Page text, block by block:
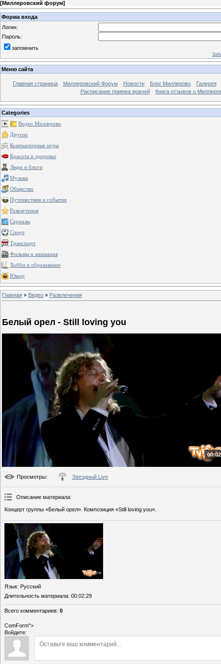
[Миллеровский форум]
Форма входа
Логин:
Пароль:
запомнить
Меню сайта
Главная страница Миллеровский Форум Новости Блог Миллерово
Галерея
Расписание приема врачей
Книга отзывов о
Categories
Видео Миллерово
Другое
Компьютерные игры
Красота и здоровье
Люди и блоги
Музыка
Общество
Путешествия и события
Развлечения
Сериалы
Спорт
Транспорт
Фильмы и анимация
Хобби и образование
Юмор
Главная » Видео » Развлечения
Белый орел - Still loving you
Просмотры: Звездный Live
Описание материала:
Концерт группы «Белый орел». Композиция «Still loving you».
Язык: Русский
Длительность материала: 00:02:29
Всего комментариев: 0
ComForm">
Войдите: